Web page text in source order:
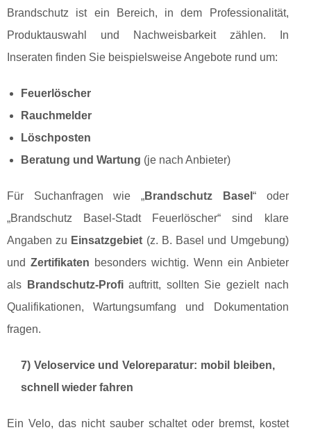
Brandschutz ist ein Bereich, in dem Professionalität,
Produktauswahl und Nachweisbarkeit zählen. In
Inseraten finden Sie beispielsweise Angebote rund um:
Feuerlöscher
Rauchmelder
Löschposten
Beratung und Wartung (je nach Anbieter)
Für Suchanfragen wie „Brandschutz Basel “ oder
„Brandschutz Basel-Stadt Feuerlöscher“ sind klare
Angaben zu Einsatzgebiet (z. B. Basel und Umgebung)
und Zertifikaten besonders wichtig. Wenn ein Anbieter
als
Brandschutz-Profiauftritt, sollten Sie gezielt nach
Qualifikationen, Wartungsumfang und Dokumentation
fragen.
7) Veloservice und Veloreparatur: mobil bleiben,
schnell wieder fahren
Ein Velo, das nicht sauber schaltet oder bremst, kostet